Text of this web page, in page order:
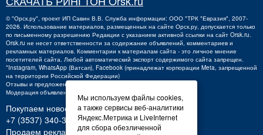
©"Орск.ру", проект ИП Савин В.В. Служба информации: ООО "ТРК "Евразия", 2007-
2026. Использование материалов, размещенных на сайте Орск.ру, допускается только
по письменному разрешению Редакции с указанием активной ссылки на сайт Orsk.ru.
Orsk.ru не несет ответственности за содержание объявлений, комментариев и
рекламных материалов. Комментарии к материалам сайта - это личное мнение
посетителей сайта. Любой автоматический экспорт содержимого сайта запрещен.
*Instagram, WhatsApp (Ватсап), Facebook (принадлежат корпорации Meta, запрещенной
на территории Российской Федерации)
Отзывы и предложения о работе портала:
Модерация объявлений +7 (3537) 32-71-28
Покупаем новости:
+7 (3537) 340-300,340300@orsk.ru
Продаем рекламу:
Мы используем файлы cookies,
а также сервисы веб-аналитики
Яндекс.Метрика и LiveInternet
для сбора обезличенной